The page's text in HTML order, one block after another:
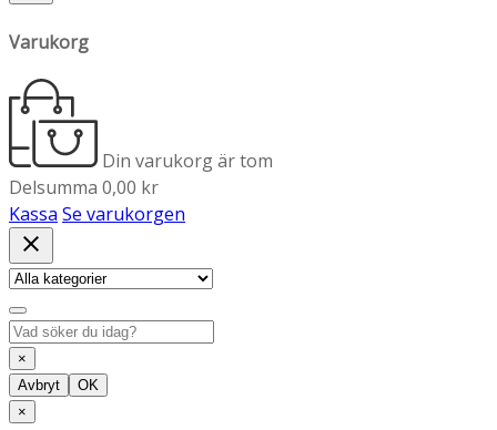
Varukorg
Din varukorg är tom
Delsumma 0,00 kr
Kassa Se varukorgen
close
×
Avbryt
OK
×